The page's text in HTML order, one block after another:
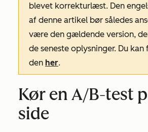
blevet korrekturlæst. Den
af denne artikel bør således
være den gældende version,
de seneste oplysninger. Du
den her.
Kør en A/B-test
side